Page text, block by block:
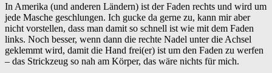
In Amerika (und anderen Ländern) ist der Faden rechts und wird um
jede Masche geschlungen. Ich gucke da gerne zu, kann mir aber
nicht vorstellen, dass man damit so schnell ist wie mit dem Faden
links. Noch besser, wenn dann die rechte Nadel unter die Achsel
geklemmt wird, damit die Hand frei(er) ist um den Faden zu werfen
– das Strickzeug so nah am Körper, das wäre nichts für mich.